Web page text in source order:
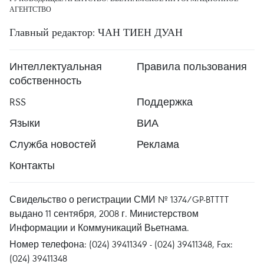
АГЕНТСТВО
Главный редактор: ЧАН ТИЕН ДУАН
Интеллектуальная
собственность
Правила пользования
RSS
Поддержка
Языки
ВИА
Служба новостей
Реклама
Контакты
Свидельство о регистрации СМИ № 1374/GP-BTTTT
выдано 11 сентября, 2008 г. Министерством
Информации и Коммуникаций Вьетнама.
Номер телефона: (024) 39411349 - (024) 39411348, Fax:
(024) 39411348